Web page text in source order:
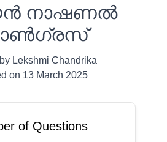
നാഷണൽ
Lekshmi Chandrika
on 13 March 2025
of Questions